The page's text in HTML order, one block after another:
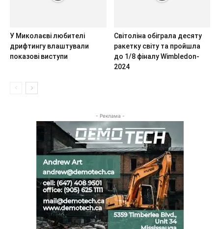
У Миколаєві любителі
дрифтингу влаштували
показові виступи
Світоліна обіграла десяту
ракетку світу та пройшла
до 1/8 фіналу Wimbledon-
2024
- Реклама -